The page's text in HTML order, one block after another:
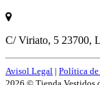
C/ Viriato, 5 23700,
Avisol Legal | Política